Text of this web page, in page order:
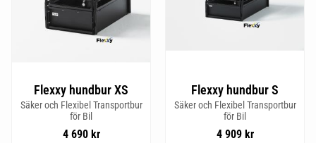
Flexxy hundbur XS
Säker och Flexibel Transportbur
för Bil
4 690kr
Flexxy hundbur S
Säker och Flexibel Transportbur
för Bil
4 909kr